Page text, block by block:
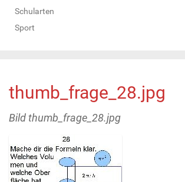
Schularten
Sport
thumb_frage_28.jpg
Bild thumb_frage_28.jpg